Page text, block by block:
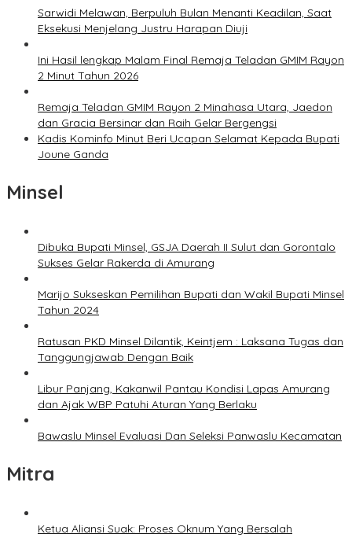
Sarwidi Melawan, Berpuluh Bulan Menanti Keadilan, Saat
Eksekusi Menjelang Justru Harapan Diuji
Ini Hasil lengkap Malam Final Remaja Teladan GMIM Rayon
2 Minut Tahun 2026
Remaja Teladan GMIM Rayon 2 Minahasa Utara, Jaedon
dan Gracia Bersinar dan Raih Gelar Bergengsi
Kadis Kominfo Minut Beri Ucapan Selamat Kepada Bupati
Joune Ganda
Minsel
Dibuka Bupati Minsel, GSJA Daerah II Sulut dan Gorontalo
Sukses Gelar Rakerda di Amurang
Marijo Sukseskan Pemilihan Bupati dan Wakil Bupati Minsel
Tahun 2024
Ratusan PKD Minsel Dilantik, Keintjem : Laksana Tugas dan
Tanggungjawab Dengan Baik
Libur Panjang, Kakanwil Pantau Kondisi Lapas Amurang
dan Ajak WBP Patuhi Aturan Yang Berlaku
Bawaslu Minsel Evaluasi Dan Seleksi Panwaslu Kecamatan
Mitra
Ketua Aliansi Suak: Proses Oknum Yang Bersalah